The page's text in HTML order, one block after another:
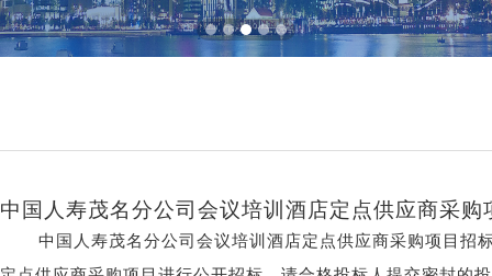
中国人寿茂名分公司会议培训酒店定点供应商采购
中国人寿茂名分公司会议培训酒店定点供应商采购项目招标公告 中国人寿保险股份有限公司茂名分公司（以下简称“中国人寿”）就中国人寿茂名分公